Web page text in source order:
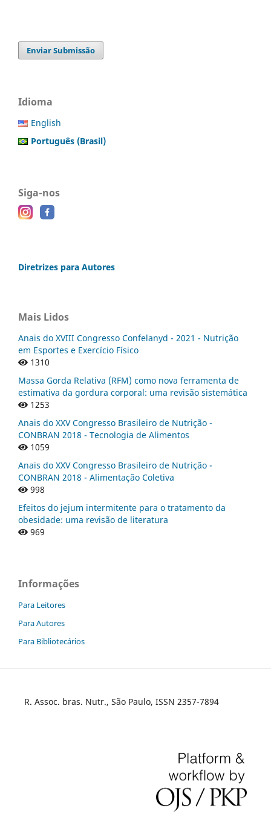
Enviar Submissão
Idioma
English
Português (Brasil)
Siga-nos
Diretrizes para Autores
Mais Lidos
Anais do XVIII Congresso Confelanyd - 2021 - Nutrição
em Esportes e Exercício Físico
1310
Massa Gorda Relativa (RFM) como nova ferramenta de
estimativa da gordura corporal: uma revisão sistemática
1253
Anais do XXV Congresso Brasileiro de Nutrição -
CONBRAN 2018 - Tecnologia de Alimentos
1059
Anais do XXV Congresso Brasileiro de Nutrição -
CONBRAN 2018 - Alimentação Coletiva
998
Efeitos do jejum intermitente para o tratamento da
obesidade: uma revisão de literatura
969
Informações
Para Leitores
Para Autores
Para Bibliotecários
R. Assoc. bras. Nutr., São Paulo, ISSN 2357-7894